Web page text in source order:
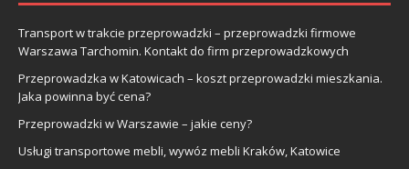
Transport w trakcie przeprowadzki – przeprowadzki firmowe
Warszawa Tarchomin. Kontakt do firm przeprowadzkowych
Przeprowadzka w Katowicach – koszt przeprowadzki mieszkania.
Jaka powinna być cena?
Przeprowadzki w Warszawie – jakie ceny?
Usługi transportowe mebli, wywóz mebli Kraków, Katowice